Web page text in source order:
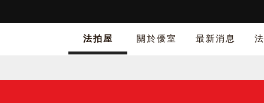
法拍屋 關於優室 最新消息